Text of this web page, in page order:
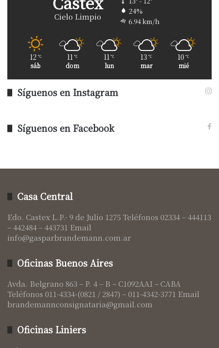
Cielo Limpio
24%
6.94 km/h
12 ℃
sáb
11 ℃
dom
11℃
lun
13 ℃
mar
10 ℃
mié
Síguenos en Instagram
Síguenos en Facebook
Casa Central
Edo. Castex L.P.- 9 de Julio 1275 Teléfonos 02334 – 444113
– 442484 – 443731 Email
info@gasparbrandemann.com.ar
Oficinas Buenos Aires
Avda. Belgrano 863 – P. 4 – B – C1092AAI – CABA
Teléfonos 011-4334-(0821 / 2847) – 011-4342-3771 Email
brandemannconsignataria@gmail.com
Oficinas Liniers